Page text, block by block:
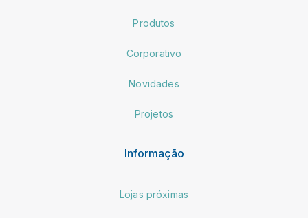
Produtos
Corporativo
Novidades
Projetos
Informação
Lojas próximas